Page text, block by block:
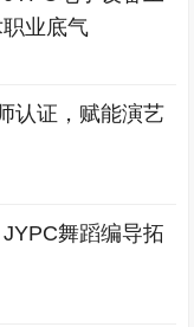
业底气
认证，赋能演艺
舞蹈编导拓